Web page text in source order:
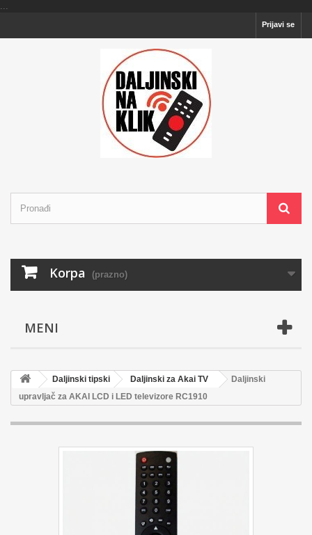
...
Prijavi se
Korpa (prazno)
MENI
Daljinski tipski Daljinski za Akai TV
Daljinski
upravljač za AKAI LCD i LED televizore RC1910